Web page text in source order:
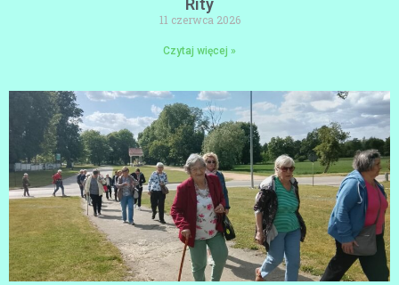
Rity
11 czerwca 2026
Czytaj więcej »